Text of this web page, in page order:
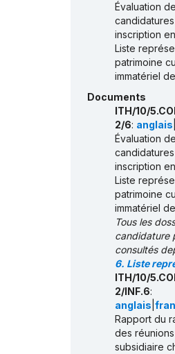
Évaluation
inscription
Liste
patrimoine
immatériel
Documents
ITH/10/
2/6: anglais
Évaluation
inscription
Liste
patrimoine
immatériel
Tous les
candidature
consultés
6. Liste
ITH/10/
2/INF.6:
anglais
Rapport du
des
subsidiaire